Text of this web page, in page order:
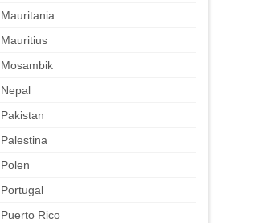
Mauritania
Mauritius
Mosambik
Nepal
Pakistan
Palestina
Polen
Portugal
Puerto Rico